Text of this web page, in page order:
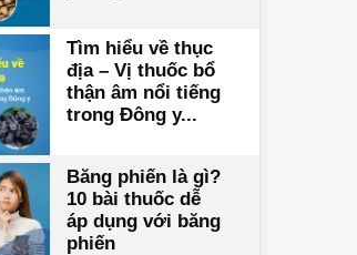
Tìm hiểu về thục
địa – Vị thuốc bổ
thận âm nổi tiếng
trong Đông y...
Băng phiến là gì?
10 bài thuốc dễ
áp dụng với băng
phiến